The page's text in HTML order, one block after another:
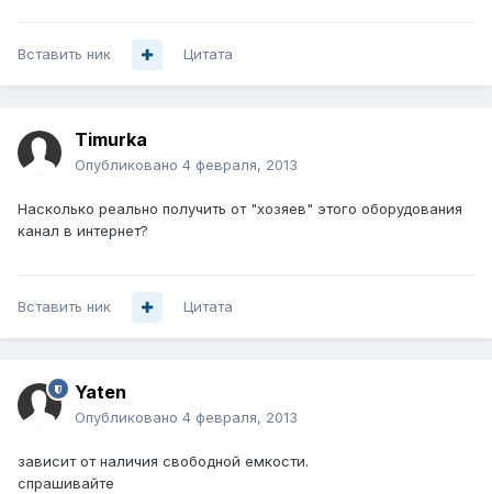
Вставить ник Цитата
Timurka
Опубликовано 4 февраля, 2013
Насколько реально получить от "хозяев" этого оборудования
канал в интернет?
Вставить ник Цитата
Yaten
Опубликовано 4 февраля, 2013
зависит от наличия свободной емкости.
спрашивайте